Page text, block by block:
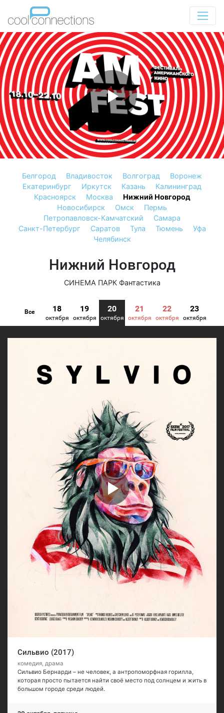
Белгород Владивосток Волгоград
Воронеж
Екатеринбург
Иркутск Казань
Калининград
Красноярск
Москва
Нижний Новгород
Новосибирск
Омск
Пермь
Петропавловск-Камчатский
Самара
Санкт-Петербург
Саратов Тула Тюмень
Уфа
Челябинск
Нижний Новгород
СИНЕМА ПАРК Фантастика
Все 18
октября
19
октября
20
октября
21
октября
22
октября
23
октября
Сильвио (2017)
комедия, драма
Сильвио Бернарди – не человек, а антропоморфная горилла,
которая просто пытается найти своё место под солнцем и жить в
большом городе среди людей.